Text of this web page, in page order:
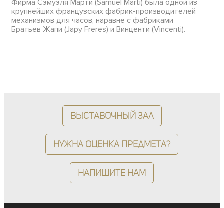
Фирма Сэмуэля Марти (Samuel Marti) была одной из
крупнейших французских фабрик-производителей
механизмов для часов, наравне с фабриками
Братьев Жапи (Japy Freres) и Винценти (Vincenti).
Выставочный зал
Нужна оценка предмета?
Напишите нам